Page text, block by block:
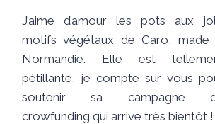
J’aime d’amour les pots aux
motifs végétaux de Caro, made
Normandie. Elle est
pétillante, je compte sur vous
soutenir sa campagne
crowfunding qui arrive très bientôt !